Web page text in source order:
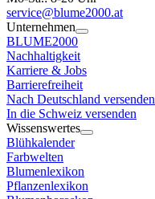
service@blume2000.at
Unternehmen
BLUME2000
Nachhaltigkeit
Karriere & Jobs
Barrierefreiheit
Nach Deutschland versenden
In die Schweiz versenden
Wissenswertes
Blühkalender
Farbwelten
Blumenlexikon
Pflanzenlexikon